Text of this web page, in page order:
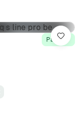
På lager
Lagre